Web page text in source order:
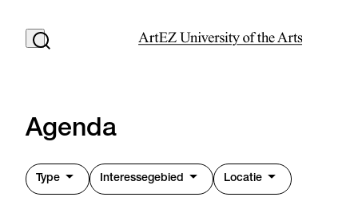
Agenda
Type Interessegebied Locatie